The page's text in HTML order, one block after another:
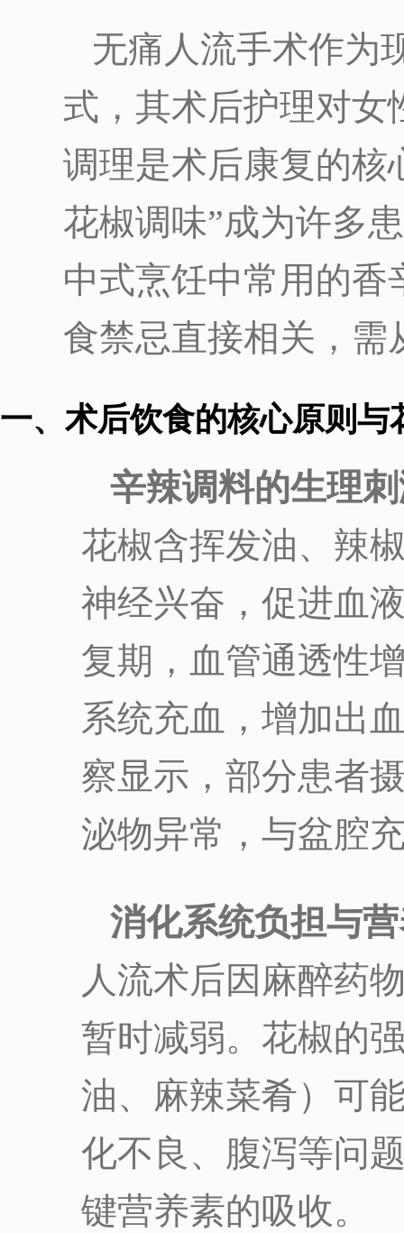
无痛人流手术作为
式，其术后护理对女
调理是术后康复的核
花椒调味”成为许多
中式烹饪中常用的香
食禁忌直接相关，需
一、术后饮食的核心原则与
辛辣调料的生理
花椒含挥发油、辣
神经兴奋，促进血
复期，血管通透性
系统充血，增加出
察显示，部分患者
泌物异常，与盆腔
消化系统负担与
人流术后因麻醉药
暂时减弱。花椒的
油、麻辣菜肴）可
化不良、腹泻等问
键营养素的吸收。